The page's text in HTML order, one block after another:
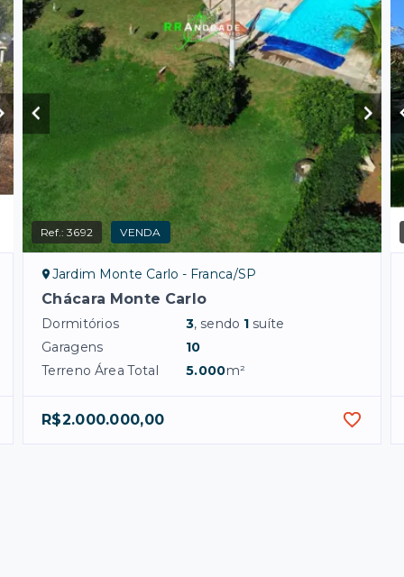
Ref.:3692 VENDA
Jardim Monte Carlo - Franca/SP
Chácara Monte Carlo
Dormitórios 3, sendo 1 suíte
Garagens
10
Terreno Área Total
5.000m²
R$2.000.000,00